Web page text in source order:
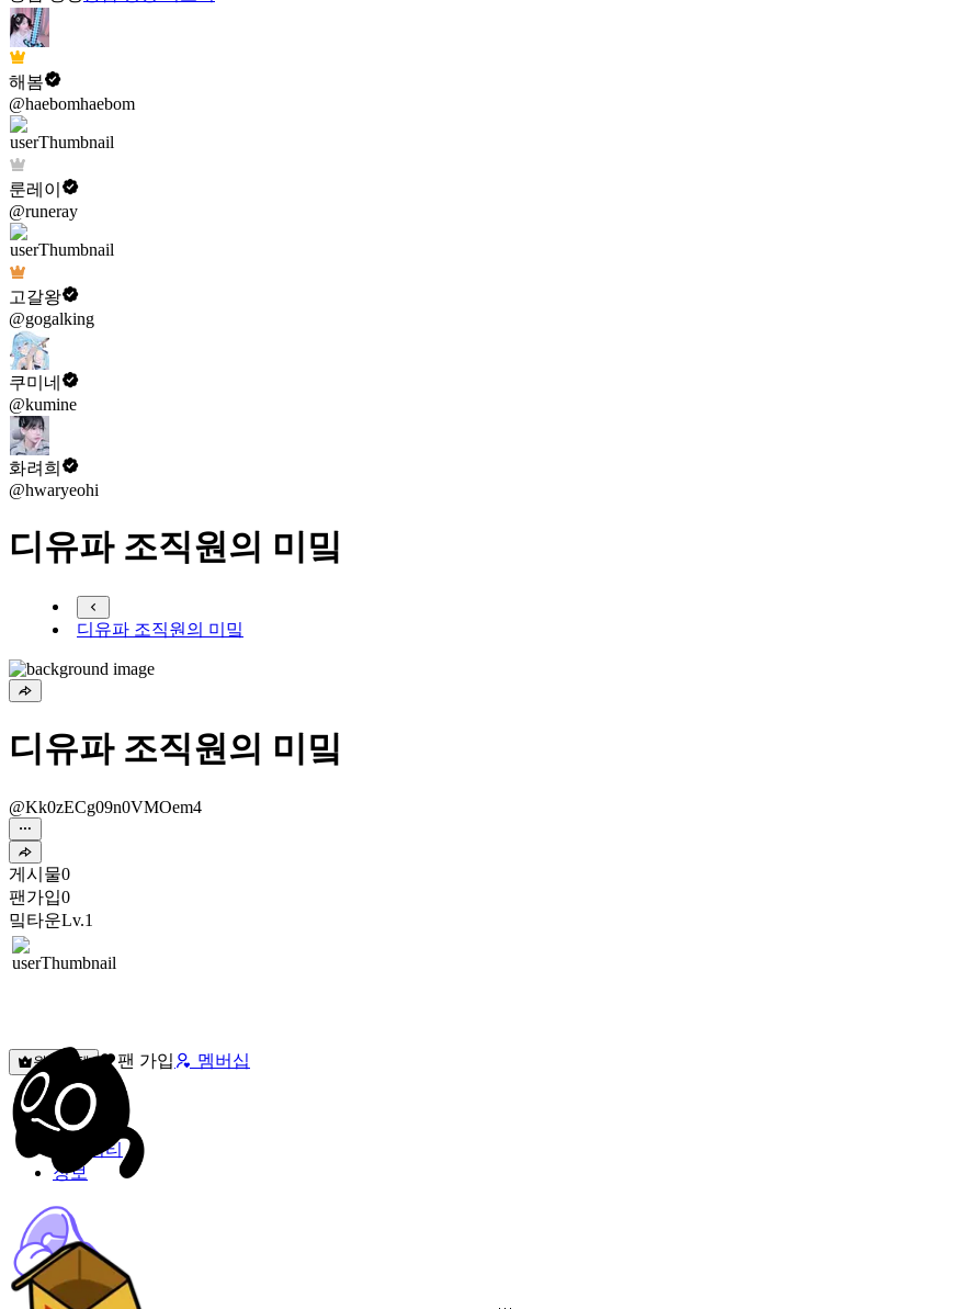
해봄
@haebomhaebom
룬레이
@runeray
고갈왕
@gogalking
쿠미네
@kumine
화려희
@hwaryeohi
디유파 조직원의 미밐
디유파 조직원의 미밐
디유파 조직원의 미밐
@Kk0zECg09n0VMOem4
게시물0
팬가입0
밐타운Lv.1
원픽선택 팬 가입 멤버십
밐타운
피드
커뮤니티
정보